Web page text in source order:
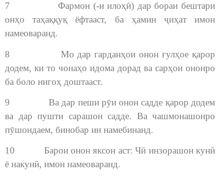
7 Фармон (-и илоҳӣ) дар бораи бештари
онҳо таҳаққуқ ёфтааст, ба ҳамин ҷиҳат имон
намеоваранд.
8 Мо дар гарданҳои онон ғулҳое қарор
додем, ки то чонаҳо идома дорад ва сарҳои ононро
ба боло нигоҳ доштааст.
9 Ва дар пеши рӯи онон садде қарор додем
ва дар пушти сарашон садде. Ва чашмонашонро
пӯшондаем, бинобар ин намебинанд.
10 Барои онон яксон аст: Чӣ инзорашон кунӣ
ё накунӣ, имон намеоваранд.